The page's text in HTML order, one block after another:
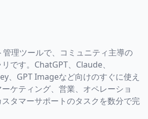
理ツールで、コミュニティ主導の
です。ChatGPT、Claude、
、GPT Imageなど向けのすぐに使え
ケティング、営業、オペレーショ
タマーサポートのタスクを数分で完